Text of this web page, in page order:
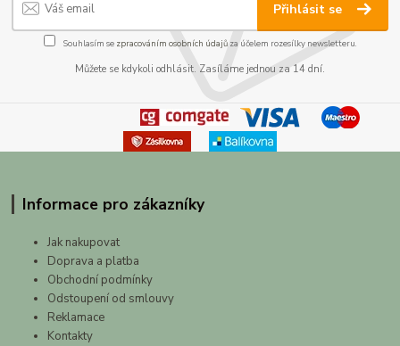
Přihlásit se
Souhlasím se zpracováním osobních údajůza účelem rozesílky newsletteru.
Můžete se kdykoli odhlásit. Zasíláme jednou za 14 dní.
Informace pro zákazníky
Jak nakupovat
Doprava a platba
Obchodní podmínky
Odstoupení od smlouvy
Reklamace
Kontakty